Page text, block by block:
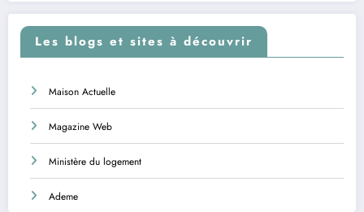
Les blogs et sites à découvrir
Maison Actuelle
Magazine Web
Ministère du logement
Ademe